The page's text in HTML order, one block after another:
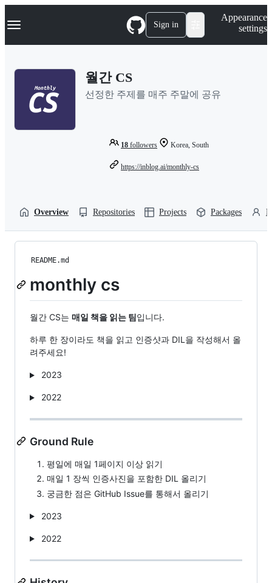
k
p
Navigation Menu Sign in
Appearance
settings
월간 CS
선정한 주제를 매주 주말에 공유
18 followers Korea, South
https://inblog.ai/monthly-cs
Overview Repositories Projects Packages
README.md
monthly cs
월간 CS는 매일 책을 읽는 팀입니다.
하루 한 장이라도 책을 읽고 인증샷과 DIL을 작성해서 올
려주세요!
2023
2022
Ground Rule
평일에 매일 1페이지 이상 읽기
매일 1 장씩 인증사진을 포함한 DIL 올리기
궁금한 점은 GitHub Issue를 통해서 올리기
2023
2022